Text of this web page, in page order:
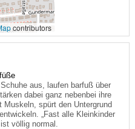
contributors
aus, laufen barfuß über
dabei ganz nebenbei ihre
Muskeln, spürt den Untergrund
„Fast alle Kleinkinder
völlig normal.